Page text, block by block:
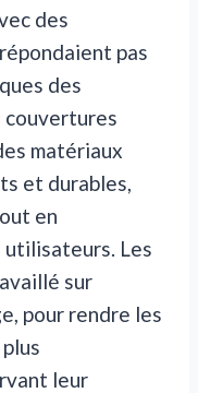
des
pas
des
couvertures
matériaux
et durables,
en
Les
sur
pour rendre les
leur